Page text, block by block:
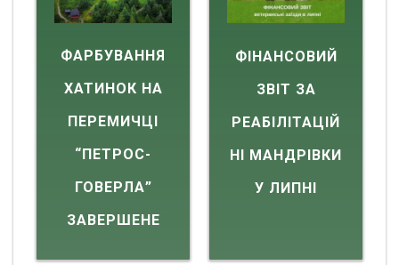
ФАРБУВАННЯ
ХАТИНОК НА
ПЕРЕМИЧЦІ
“ПЕТРОС-
ГОВЕРЛА”
ЗАВЕРШЕНЕ
ФІНАНСОВИЙ
ЗВІТ ЗА
РЕАБІЛІТАЦІЙ
НІ МАНДРІВКИ
У ЛИПНІ